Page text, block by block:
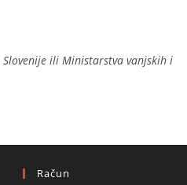
Slovenije ili Ministarstva vanjskih i
Račun